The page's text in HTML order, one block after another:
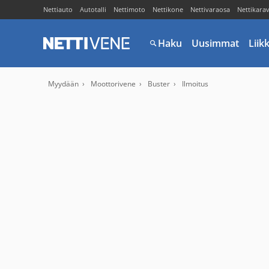
Nettiauto Autotalli Nettimoto Nettikone Nettivaraosa
Haku Uusimmat
Myydään Moottorivene Buster Ilmoitus